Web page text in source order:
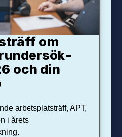
om
och din
arbetsplatsträff, APT,
i årets